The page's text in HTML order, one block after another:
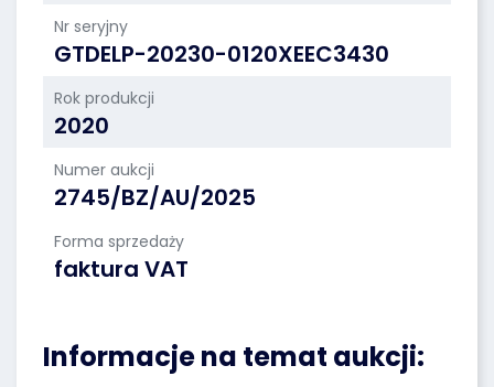
Nr seryjny
GTDELP-20230-0120XEEC3430
Rok produkcji
2020
Numer aukcji
2745/BZ/AU/2025
Forma sprzedaży
faktura VAT
Informacje na temat aukcji: